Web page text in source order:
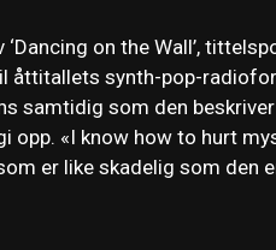
on the Wall’,
åttitallets synth-pop-
samtidig som den
opp. «I know how to hurt
er like skadelig som den